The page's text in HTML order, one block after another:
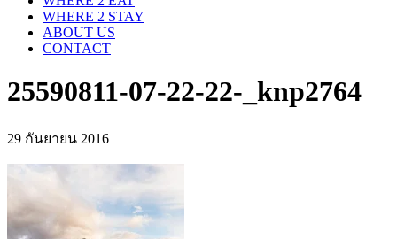
WHERE 2 STAY
ABOUT US
CONTACT
25590811-07-22-22-_knp2764
29 กันยายน 2016